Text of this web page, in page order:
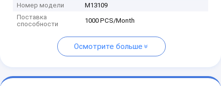
Номер модели
M13109
Поставка
способности
1000 PCS/Month
Осмотрите больше